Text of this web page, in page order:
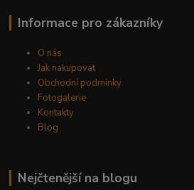
Informace pro zákazníky
O nás
Jak nakupovat
Obchodní podmínky
Fotogalerie
Kontakty
Blog
Nejčtenější na blogu